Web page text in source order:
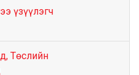
үзүүлэгч
Төслийн